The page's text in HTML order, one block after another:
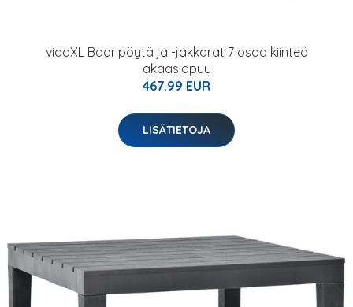
vidaXL Baaripöytä ja -jakkarat 7 osaa kiinteä
akaasiapuu
467.99 EUR
LISÄTIETOJA